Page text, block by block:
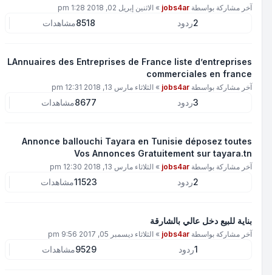
آخر مشاركة بواسطةjobs4ar
»الاثنين إبريل 02, 2018 1:28 pm
ردود 8518مشاهدات
LAnnuaires des Entreprises de France liste d’entreprises
commerciales en france
آخر مشاركة بواسطةjobs4ar
»الثلاثاء مارس 13, 2018 12:31 pm
ردود 8677مشاهدات
Annonce ballouchi Tayara en Tunisie déposez toutes
Vos Annonces Gratuitement sur tayara.tn
آخر مشاركة بواسطةjobs4ar
»الثلاثاء مارس 13, 2018 12:30 pm
ردود 11523مشاهدات
بناية للبيع دخل عالي بالشارقة
آخر مشاركة بواسطةjobs4ar
»الثلاثاء ديسمبر 05, 2017 9:56 pm
ردود 9529مشاهدات